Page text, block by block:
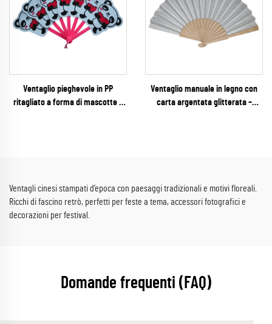
Ventaglio pieghevole in PP
ritagliato a forma di mascotte –
Ventaglio manuale in legno con
carta argentata glitterata –
Ventagli cinesi stampati d’epoca con paesaggi tradizionali e motivi floreali.
Ricchi di fascino retrò, perfetti per feste a tema, accessori fotografici e
decorazioni per festival.
Domande frequenti (FAQ)